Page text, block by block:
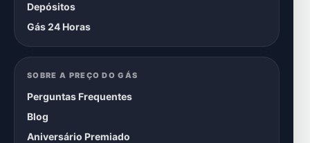
Depósitos
Gás 24 Horas
SOBRE A PREÇO DO GÁS
Perguntas Frequentes
Blog
Aniversário Premiado